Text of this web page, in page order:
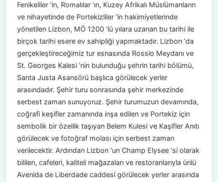
Fenikeliler ‘in, Romalılar ‘ın, Kuzey Afrikalı Müslümanların
ve nihayetinde de Portekizliler ‘in hakimiyetlerinde
yönetilen Lizbon, MÖ 1200 ‘lü yılara uzanan bu tarihi ile
birçok tarihi esere ev sahipliği yapmaktadır. Lizbon ‘da
gerçekleştireceğimiz tur esnasında Rossio Meydanı ve
St. Georges Kalesi ‘nin bulunduğu şehrin tarihi bölümü,
Santa Justa Asansörü başlıca görülecek yerler
arasındadır. Şehir turu sonrasında şehir merkezinde
serbest zaman sunuyoruz. Şehir turumuzun devamında,
coğrafi keşifler zamanında inşa edilen ve Portekiz için
sembolik bir özellik taşıyan Belem Kulesi ve Kaşifler Anıtı
görülecek ve fotoğraf molası için serbest zaman
verilecektir. Ardından Lizbon ‘un Champ Elysee ‘si olarak
bililen, cafeleri, kaliteli mağazaları ve restoranlarıyla ünlü
Avenida de Liberdade caddesi görülecek yerler arasında